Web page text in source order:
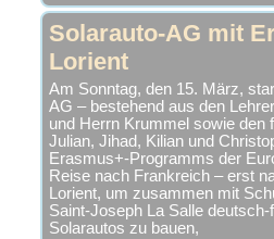
Solarauto-AG mit
Lorient
Am Sonntag, den 15. März,
AG – bestehend aus den
und Herrn Krummel sowie den
Julian, Jihad, Kilian und
Erasmus+-Programms der
Reise nach Frankreich – erst
Lorient, um zusammen mit
Saint-Joseph La Salle
Solarautos zu bauen,